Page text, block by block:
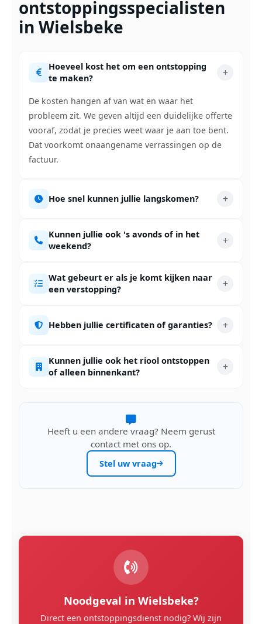
ontstoppingsspecialisten
in Wielsbeke
Hoeveel kost het om een ontstopping
te maken?
De kosten hangen af van wat en waar het
probleem zit. We geven altijd een duidelijke offerte
vooraf, zodat je precies weet waar je aan toe bent.
Dat voorkomt onaangename verrassingen op de
factuur.
Hoe snel kunnen jullie langskomen?
Kunnen jullie ook 's avonds of in het
weekend?
Wat gebeurt er als je komt kijken naar
een verstopping?
Hebben jullie certificaten of garanties?
Kunnen jullie ook het riool ontstoppen
of alleen binnenkant?
Heeft u een andere vraag? Neem gerust
contact met ons op.
Stel uw vraag
Noodgeval in Wielsbeke?
Direct een ontstoppingsdienst nodig? Wij zijn